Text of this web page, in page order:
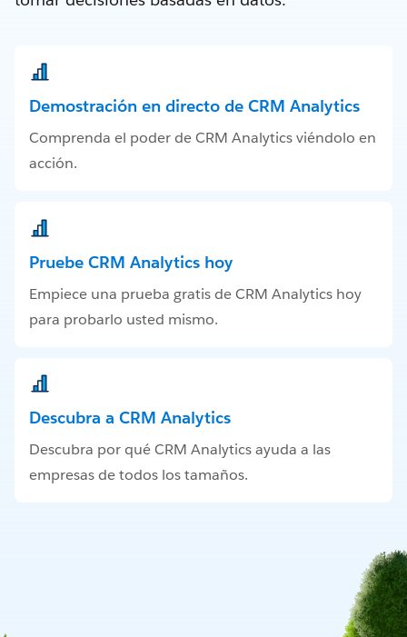
Demostración en directo de CRM Analytics
Comprenda el poder de CRM Analytics viéndolo en
acción.
Pruebe CRM Analytics hoy
Empiece una prueba gratis de CRM Analytics hoy
para probarlo usted mismo.
Descubra a CRM Analytics
Descubra por qué CRM Analytics ayuda a las
empresas de todos los tamaños.